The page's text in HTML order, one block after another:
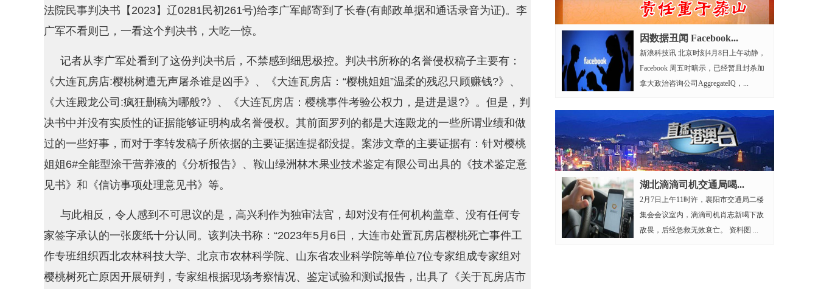
法院民事判决书【2023】辽0281民初261号)给李广军邮寄到了长春(有邮政单据和通话录音为证)。李
广军不看则已，一看这个判决书，大吃一惊。
记者从李广军处看到了这份判决书后，不禁感到细思极控。判决书所称的名誉侵权稿子主要有：
《大连瓦房店:樱桃树遭无声屠杀谁是凶手》、《大连瓦房店：“樱桃姐姐”温柔的残忍只顾赚钱?》、
《大连殿龙公司:疯狂删稿为哪般?》、《大连瓦房店：樱桃事件考验公权力，是进是退?》。但是，判
决书中并没有实质性的证据能够证明构成名誉侵权。其前面罗列的都是大连殿龙的一些所谓业绩和做
过的一些好事，而对于李转发稿子所依据的主要证据连提都没提。案涉文章的主要证据有：针对樱桃
姐姐6#全能型涂干营养液的《分析报告》、鞍山绿洲林木果业技术鉴定有限公司出具的《技术鉴定意
见书》和《信访事项处理意见书》等。
与此相反，令人感到不可思议的是，高兴利作为独审法官，却对没有任何机构盖章、没有任何专
家签字承认的一张废纸十分认同。该判决书称：“2023年5月6日，大连市处置瓦房店樱桃死亡事件工
作专班组织西北农林科技大学、北京市农林科学院、山东省农业科学院等单位7位专家组成专家组对
樱桃树死亡原因开展研判，专家组根据现场考察情况、鉴定试验和测试报告，出具了《关于瓦房店市
因数据丑闻 Facebook...
新浪科技讯 北京时刻4月8日上午动静，
Facebook 周五时暗示，已经暂且封杀加
拿大政治咨询公司AggregateIQ，...
湖北滴滴司机交通局喝...
2月7日上午11时许，襄阳市交通局二楼
集会会议室内，滴滴司机肖志新喝下敌
敌畏，后经急救无效衰亡。 资料图 ...